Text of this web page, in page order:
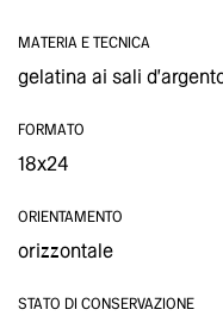
MATERIA E TECNICA
gelatina ai sali
FORMATO
18x24
ORIENTAMENTO
orizzontale
STATO DI CONSERVAZIONE